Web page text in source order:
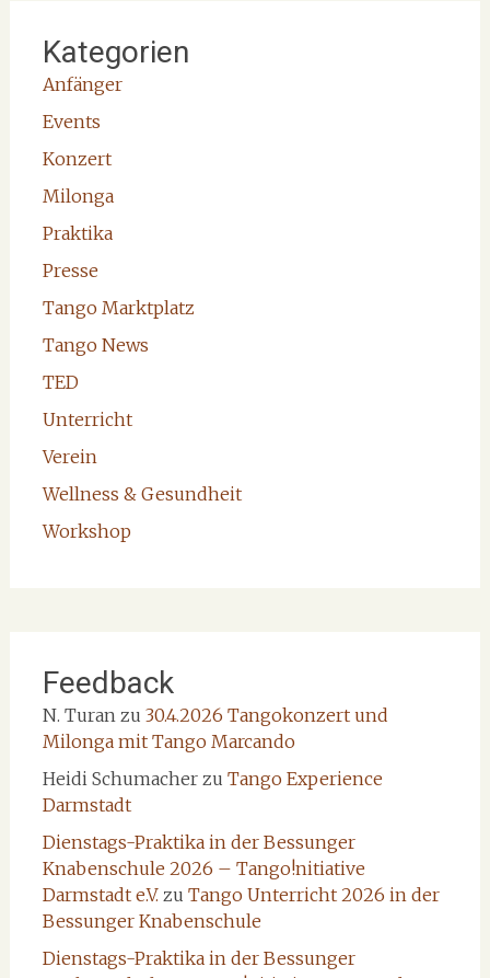
Kategorien
Anfänger
Events
Konzert
Milonga
Praktika
Presse
Tango Marktplatz
Tango News
TED
Unterricht
Verein
Wellness & Gesundheit
Workshop
Feedback
N. Turan zu 30.4.2026 Tangokonzert und
Milonga mit Tango Marcando
Heidi Schumacherzu Tango Experience
Darmstadt
Dienstags-Praktika in der Bessunger
Knabenschule 2026 – Tango!nitiative
Darmstadt e.V.zu Tango Unterricht 2026 in der
Bessunger Knabenschule
Dienstags-Praktika in der Bessunger